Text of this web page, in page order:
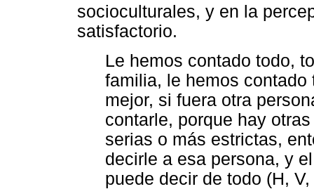
socioculturales, y en la
satisfactorio.
Le hemos contado todo,
familia, le hemos
mejor, si fuera otra
contarle, porque hay
serias o más estrictas,
decirle a esa persona, y
puede decir de todo (H,